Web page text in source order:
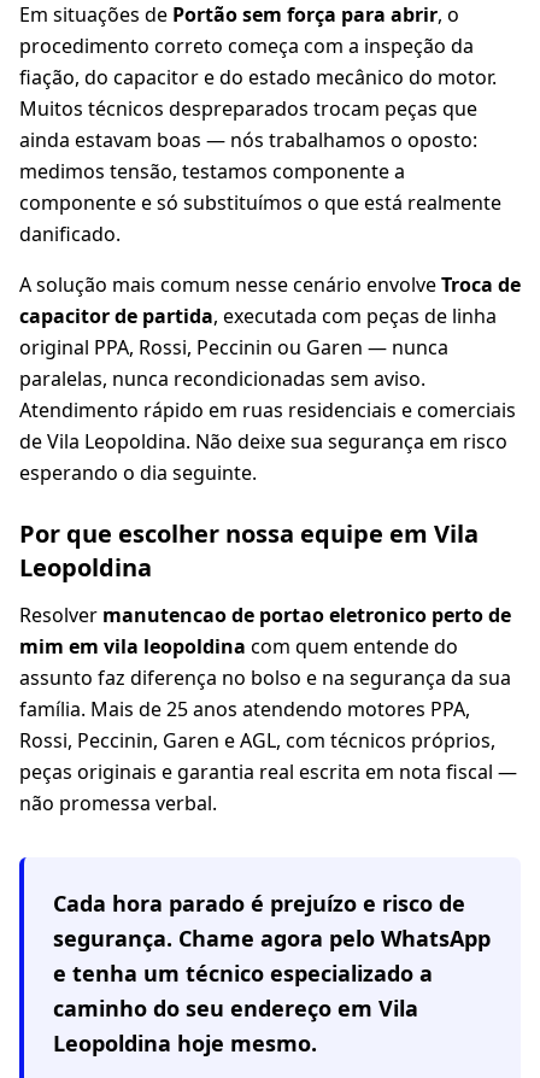
Em situações de Portão sem força para abrir, o
procedimento correto começa com a inspeção da
fiação, do capacitor e do estado mecânico do motor.
Muitos técnicos despreparados trocam peças que
ainda estavam boas — nós trabalhamos o oposto:
medimos tensão, testamos componente a
componente e só substituímos o que está realmente
danificado.
A solução mais comum nesse cenário envolveTroca de
capacitor de partida, executada com peças de linha
original PPA, Rossi, Peccinin ou Garen — nunca
paralelas, nunca recondicionadas sem aviso.
Atendimento rápido em ruas residenciais e comerciais
de Vila Leopoldina. Não deixe sua segurança em risco
esperando o dia seguinte.
Por que escolher nossa equipe em Vila
Leopoldina
Resolver manutencao de portao eletronico perto de
mim em vila leopoldina com quem entende do
assunto faz diferença no bolso e na segurança da sua
família. Mais de 25 anos atendendo motores PPA,
Rossi, Peccinin, Garen e AGL, com técnicos próprios,
peças originais e garantia real escrita em nota fiscal —
não promessa verbal.
Cada hora parado é prejuízo e risco de
segurança. Chame agora pelo WhatsApp
e tenha um técnico especializado a
caminho do seu endereço em Vila
Leopoldina hoje mesmo.